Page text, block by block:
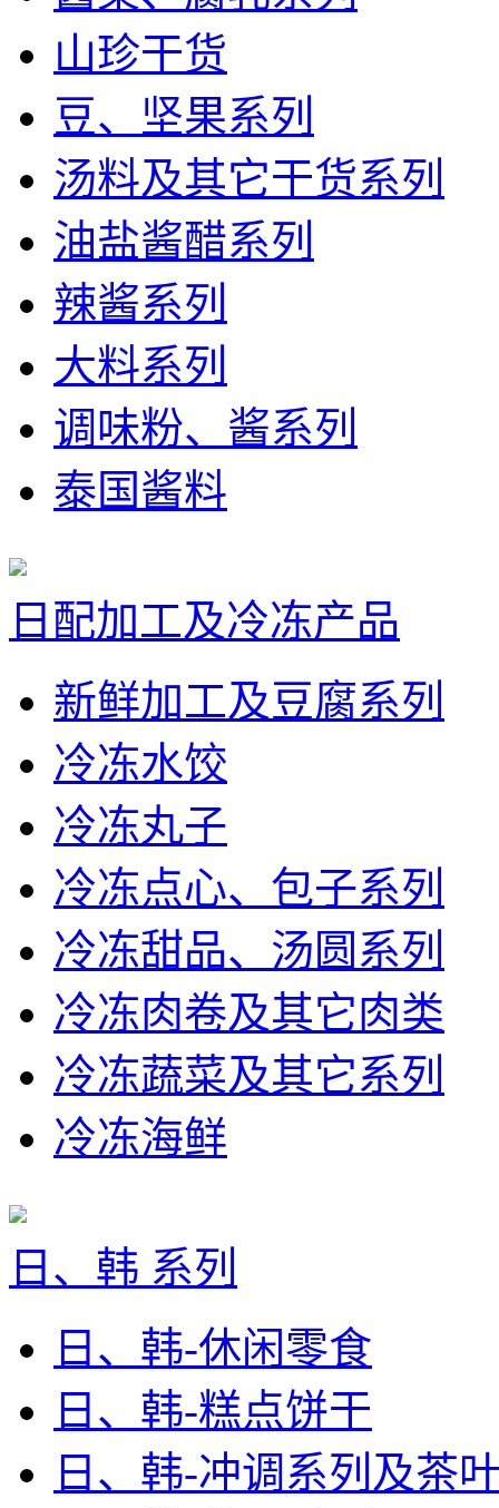
山珍干货
豆、坚果系列
汤料及其它干货系列
油盐酱醋系列
辣酱系列
大料系列
调味粉、酱系列
泰国酱料
日配加工及冷冻产品
新鲜加工及豆腐系列
冷冻水饺
冷冻丸子
冷冻点心、包子系列
冷冻甜品、汤圆系列
冷冻肉卷及其它肉类
冷冻蔬菜及其它系列
冷冻海鲜
日、韩 系列
日、韩-休闲零食
日、韩-糕点饼干
日、韩-冲调系列及茶